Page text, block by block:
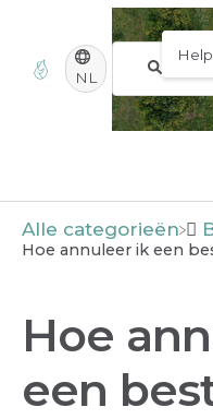
NL
Alle categorieën
Hoe annuleer ik een
Hoe
een